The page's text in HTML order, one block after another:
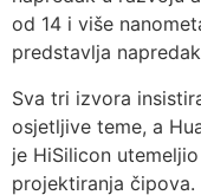
od 14 i više
predstavlja
Sva tri izvora
osjetljive teme, a
je HiSilicon
projektiranja čipova.